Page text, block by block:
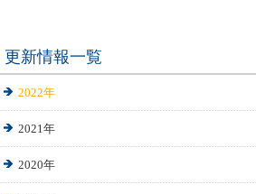
更新情報一覧
2022年
2021年
2020年